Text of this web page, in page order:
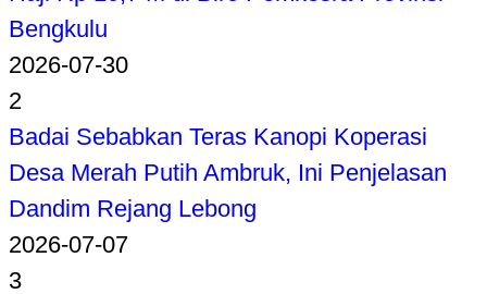
Bengkulu
2026-07-30
2
Badai Sebabkan Teras Kanopi Koperasi
Desa Merah Putih Ambruk, Ini Penjelasan
Dandim Rejang Lebong
2026-07-07
3